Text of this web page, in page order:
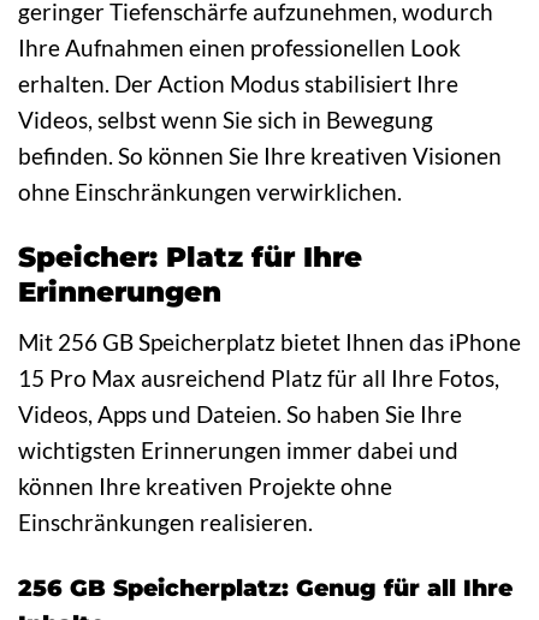
geringer Tiefenschärfe aufzunehmen, wodurch
Ihre Aufnahmen einen professionellen Look
erhalten. Der Action Modus stabilisiert Ihre
Videos, selbst wenn Sie sich in Bewegung
befinden. So können Sie Ihre kreativen Visionen
ohne Einschränkungen verwirklichen.
Speicher: Platz für Ihre
Erinnerungen
Mit 256 GB Speicherplatz bietet Ihnen das iPhone
15 Pro Max ausreichend Platz für all Ihre Fotos,
Videos, Apps und Dateien. So haben Sie Ihre
wichtigsten Erinnerungen immer dabei und
können Ihre kreativen Projekte ohne
Einschränkungen realisieren.
256 GB Speicherplatz: Genug für all Ihre